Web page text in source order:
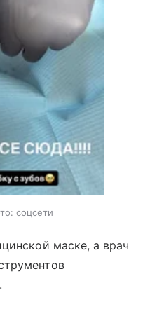
соцсети
маске, а врач